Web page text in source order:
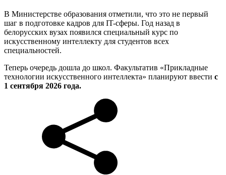
В Министерстве образования отметили, что это не первый
шаг в подготовке кадров для IT-сферы. Год назад в
белорусских вузах появился специальный курс по
искусственному интеллекту для студентов всех
специальностей.
Теперь очередь дошла до школ. Факультатив «Прикладные
технологии искусственного интеллекта» планируют ввести с
1 сентября 2026 года.